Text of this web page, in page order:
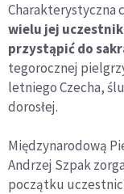
Charakterystyczna
wielu jej
przystąpić do
tegorocznej
letniego Czecha,
dorosłej.
Międzynarodową
Andrzej Szpak
początku